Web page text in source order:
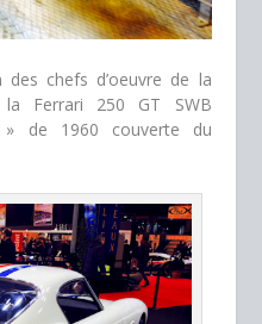
chefs d’oeuvre de la
Ferrari 250 GT SWB
» de 1960 couverte du